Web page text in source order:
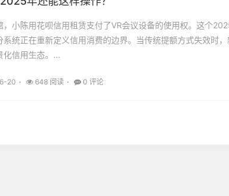
小陈用花呗信用租赁支付了VR会议设备的使用权。这个
统正在重新定义信用消费的边界。当传统提额方式失效时，
化信用生态。...
20 648 阅读 0 评论